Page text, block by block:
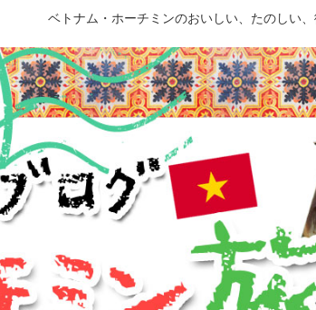
ベトナム・ホーチミンのおいしい、たのしい